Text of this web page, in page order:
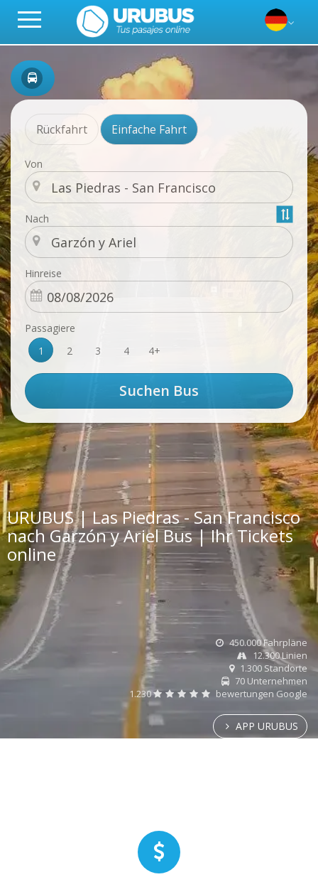
Rückfahrt Einfache Fahrt
Von
Nach
Hinreise
Passagiere
1
2 3 4 4+
URUBUS | Las Piedras - San Francisco
nach Garzón y Ariel Bus | Ihr Tickets
online
450.000 Fahrpläne
12.300 Linien
1.300 Standorte
70 Unternehmen
1.230
bewertungen Google
APP URUBUS